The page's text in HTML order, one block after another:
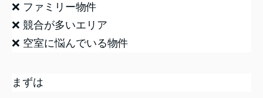
❌ ファミリー物件
❌ 競合が多いエリア
❌ 空室に悩んでいる物件
まずは